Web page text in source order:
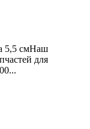
5,5 смНаш
для